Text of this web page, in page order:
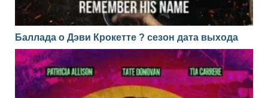
Баллада о Дэви Крокетте ? сезон дата выхода